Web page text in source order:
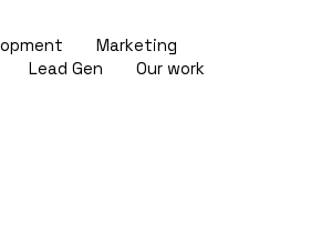
Marketing
Lead Gen Our work